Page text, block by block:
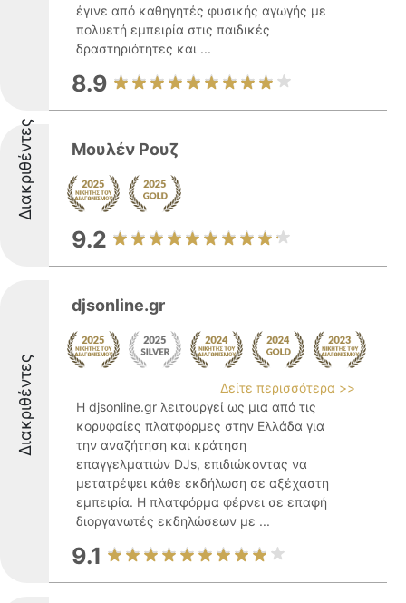
έγινε από καθηγητές φυσικής αγωγής με
πολυετή εμπειρία στις παιδικές
δραστηριότητες και ...
8.9
Διακριθέντες Μουλέν Ρουζ
9.2
Διακριθέντες
djsonline.gr
Δείτε περισσότερα >>
Η djsonline.gr λειτουργεί ως μια από τις
κορυφαίες πλατφόρμες στην Ελλάδα για
την αναζήτηση και κράτηση
επαγγελματιών DJs, επιδιώκοντας να
μετατρέψει κάθε εκδήλωση σε αξέχαστη
εμπειρία. Η πλατφόρμα φέρνει σε επαφή
διοργανωτές εκδηλώσεων με ...
9.1